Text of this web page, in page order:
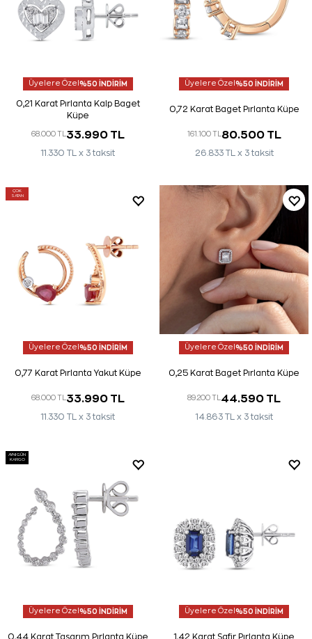
Üyelere Özel %50 İNDİRİM
0,21 Karat Pırlanta Kalp Baget
Küpe
68.000 TL 33.990 TL
11.330 TL x 3 taksit
Üyelere Özel %50 İNDİRİM
0,72 Karat Baget Pırlanta Küpe
161.100 TL 80.500 TL
26.833 TL x 3 taksit
ÇOK
SATAN
Üyelere Özel %50 İNDİRİM
0,77 Karat Pırlanta Yakut Küpe
68.000 TL 33.990 TL
11.330 TL x 3 taksit
Üyelere Özel %50 İNDİRİM
0,25 Karat Baget Pırlanta Küpe
89.200 TL 44.590 TL
14.863 TL x 3 taksit
AYNI GÜN
KARGO
Üyelere Özel %50 İNDİRİM
0,44 Karat Tasarım Pırlanta Küpe
Üyelere Özel %50 İNDİRİM
1,42 Karat Safir Pırlanta Küpe